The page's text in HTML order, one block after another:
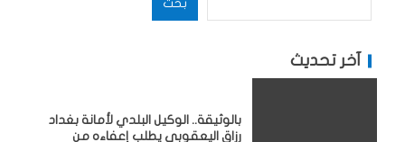
بحث
آخر تحديث
بالوثيقة.. الوكيل البلدي لأمانة بغداد
رزاق اليعقوبي يطلب إعفاءه من